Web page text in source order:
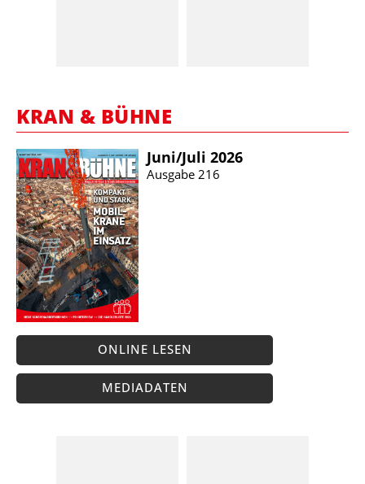
KRAN & BÜHNE
Juni/​Juli 2026
Ausgabe 216
ONLINE LESEN
MEDIADATEN